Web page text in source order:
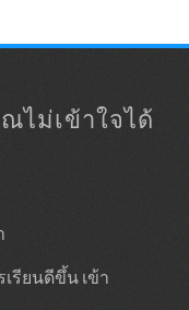
ณไม่เข้าใจได้
รียนดีขึ้น เข้า